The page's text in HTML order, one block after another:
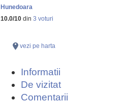
Hunedoara
10.0/10 din 3 voturi
vezi pe harta
Informatii
De vizitat
Comentarii